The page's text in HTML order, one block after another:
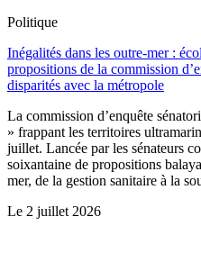
Politique
Inégalités dans les outre-mer :
propositions de la commission
disparités avec la métropole
La commission d’enquête
» frappant les territoires
juillet. Lancée par les sénateurs
soixantaine de propositions
mer, de la gestion sanitaire à la
Le 2 juillet 2026